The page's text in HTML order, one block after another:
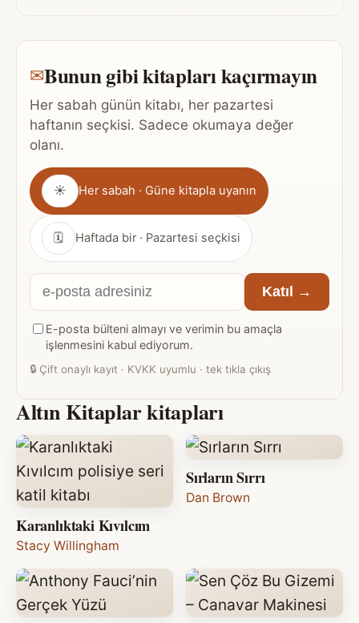
✉Bunun gibi kitapları kaçırmayın
Her sabah günün kitabı, her pazartesi
haftanın seçkisi. Sadece okumaya değer
olanı.
Gönderim
sıklığı
☀ Her sabah · Güne kitapla uyanın
🗓 Haftada bir · Pazartesi seçkisi
E-
posta
adresiniz
Katıl →
E-posta bülteni almayı ve verimin bu amaçla
işlenmesini kabul ediyorum.
🔒 Çift onaylı kayıt · KVKK uyumlu · tek tıkla çıkış
Altın Kitaplar kitapları
Karanlıktaki Kıvılcım
Stacy Willingham
Sırların Sırrı
Dan Brown